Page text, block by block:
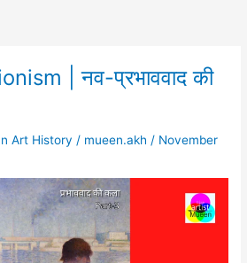
| नव-प्रभाववाद की
Art History / mueen.akh/ November